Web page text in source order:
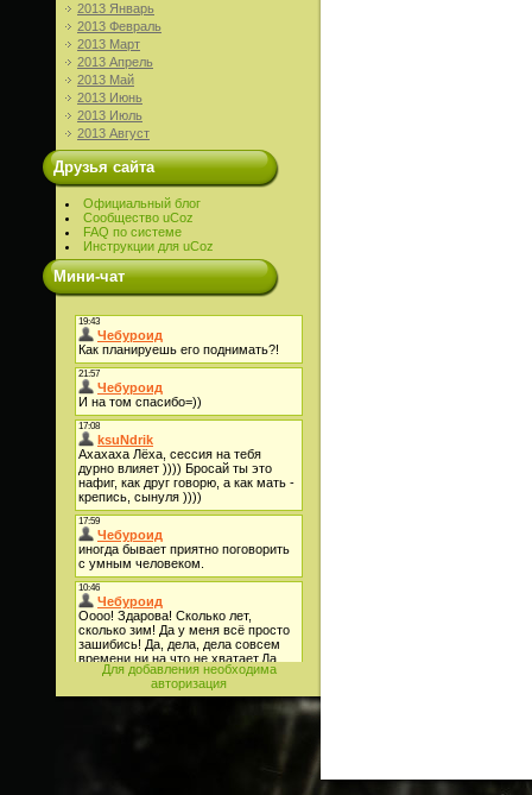
2013 Январь
2013 Февраль
2013 Март
2013 Апрель
2013 Май
2013 Июнь
2013 Июль
2013 Август
Друзья сайта
Официальный блог
Сообщество uCoz
FAQ по системе
Инструкции для uCoz
Мини-чат
Для добавления необходима
авторизация